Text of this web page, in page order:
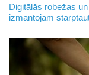
Digitālās robežas
izmantojam